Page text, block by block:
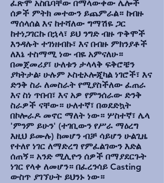
ፈጽሞ አስቤባቸው በማላውቀው ሌሎች
ሰዎች ምትክ መተውን ይጨምራል። ከብዙ
ማሰላሰል እና ከተሻለው ግማሽዬ ጋር
ከተነጋገርኩ በኋላ፣ ይህ ንግድ ብዙ ጥቅሞች
እንዳሉት ተገነዘብኩ፣ እና በብዙ ምክንያቶች
ለእኔ ተስማሚ ነው ብዬ አምናለሁ።
በመጀመሪያ፣ ሁለቱን ታላላቅ ፍቅሮቼን
ያካትታል፡ ሁሉም ኦስቲኦሎጂካል ነገሮች፣ እና
ድንቅ ስራ ለመስራት የሚያስችለው ፈጠራ
እና ስነ ጥበብ፣ እና አዎ የምንሰራው ድንቅ
ስራዎች ናቸው። ሁለተኛ፣ በወደድኳት
በኮሎራዶ መኖር ማለት ነው። ሦስተኛ፣ ሌላ
'ምንም ይሁን' (ተገቢውን የሥራ ማዕረግ
እዚህ ይሙሉ) ከመሆን ብቻ ሳይሆን ሁልጊዜ
የተለየ ነገር ለማድረግ የምፈልገውን እድል
ሰጠኝ። አንድ ሚሊዮን ሰዎች በማያደርጉት
ነገር የላቀ ለመሆን። በፈረንሳይ Casting
ውስጥ ያገኘሁት ይህንኑ ነው።